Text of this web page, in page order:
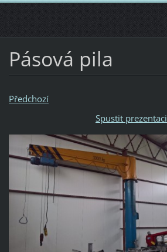
Pásová pila
Předchozí
Spustit prezentaci